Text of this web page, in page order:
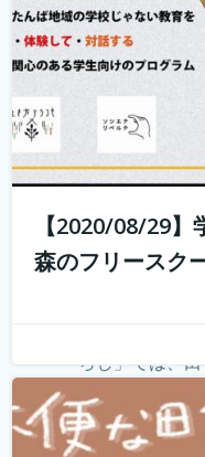
【2020/08/29
森のフリースク
withコロナ時代に入
で、不便だと思われて
う思う方も多いかもし
らし」では、